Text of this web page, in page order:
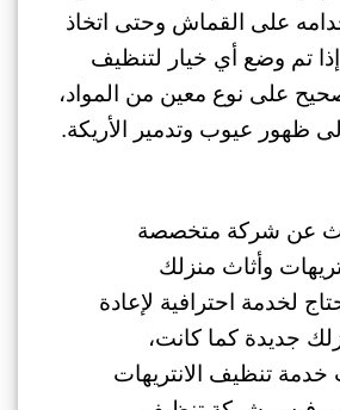
على القماش وحتى اتخاذ
إذا تم وضع أي خيار لتنظيف
صحيح على نوع معين من المواد،
ظهور عيوب وتدمير الأريكة.
عن شركة متخصصة
وأثاث منزلك
لخدمة احترافية لإعادة
جديدة كما كانت،
تنظيف الانتريهات